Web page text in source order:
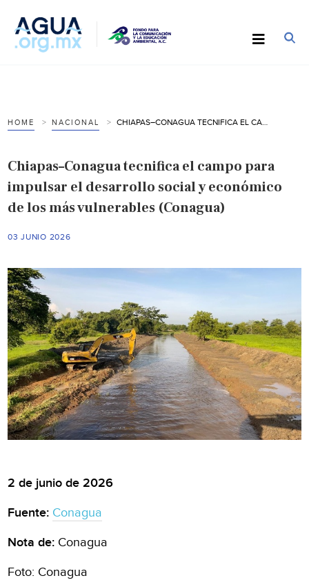
HOME NACIONAL
Chiapas–Conagua tecnifica el campo para
impulsar el desarrollo social y económico
de los más vulnerables (Conagua)
03 JUNIO 2026
2 de junio de 2026
Fuente: Conagua
Nota de: Conagua
Foto: Conagua